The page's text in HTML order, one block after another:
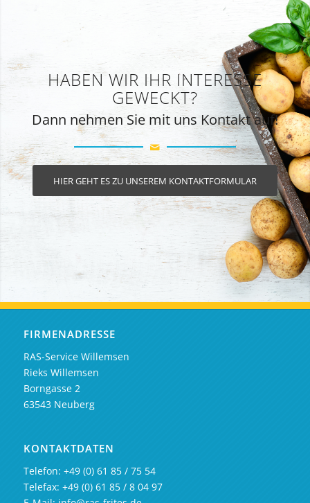
HABEN WIR IHR INTERESSE
GEWECKT?
Dann nehmen Sie mit uns Kontakt auf!
HIER GEHT ES ZU UNSEREM KONTAKTFORMULAR
FIRMENADRESSE
RAS-Service Willemsen
Rieks Willemsen
Borngasse 2
63543 Neuberg
KONTAKTDATEN
Telefon: +49 (0) 61 85 / 75 54
Telefax: +49 (0) 61 85 / 8 04 97